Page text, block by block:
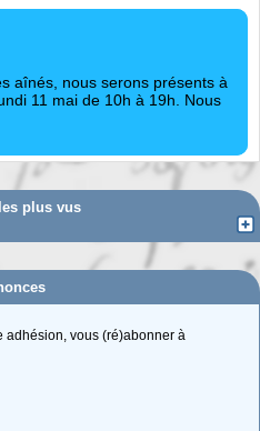
aînés, nous serons présents à
11 mai de 10h à 19h. Nous
plus vus
adhésion, vous (ré)abonner à